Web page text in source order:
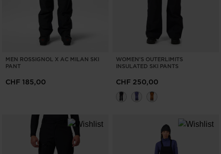
MEN ROSSIGNOL X AC MILAN SKI
PANT
CHF 185,00
WOMEN'S OUTERLIMITS
INSULATED SKI PANTS
CHF 250,00